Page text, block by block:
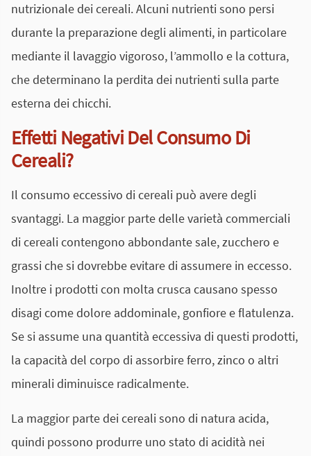
nutrizionale dei cereali. Alcuni nutrienti sono persi
durante la preparazione degli alimenti, in particolare
mediante il lavaggio vigoroso, l’ammollo e la cottura,
che determinano la perdita dei nutrienti sulla parte
esterna dei chicchi.
Effetti Negativi Del Consumo Di
Cereali?
Il consumo eccessivo di cereali può avere degli
svantaggi. La maggior parte delle varietà commerciali
di cereali contengono abbondante sale, zucchero e
grassi che si dovrebbe evitare di assumere in eccesso.
Inoltre i prodotti con molta crusca causano spesso
disagi come dolore addominale, gonfiore e flatulenza.
Se si assume una quantità eccessiva di questi prodotti,
la capacità del corpo di assorbire ferro, zinco o altri
minerali diminuisce radicalmente.
La maggior parte dei cereali sono di natura acida,
quindi possono produrre uno stato di acidità nei